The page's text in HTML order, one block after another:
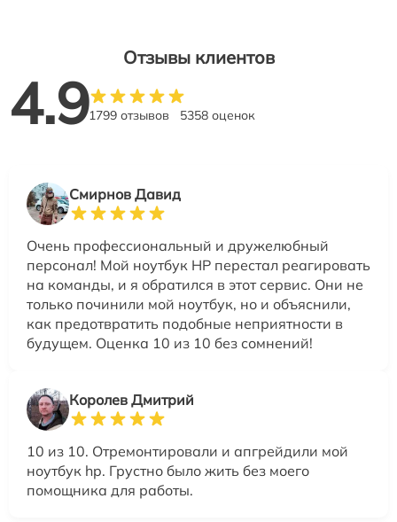
Отзывы клиентов
4.91799 отзывов 5358 оценок
Смирнов Давид
Очень профессиональный и дружелюбный
персонал! Мой ноутбук HP перестал реагировать
на команды, и я обратился в этот сервис. Они не
только починили мой ноутбук, но и объяснили,
как предотвратить подобные неприятности в
будущем. Оценка 10 из 10 без сомнений!
Королев Дмитрий
10 из 10. Отремонтировали и апгрейдили мой
ноутбук hp. Грустно было жить без моего
помощника для работы.